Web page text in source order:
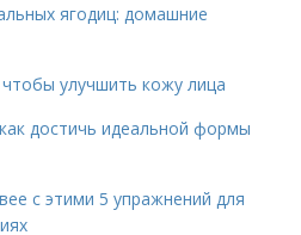
ягодиц: домашние
улучшить кожу лица
достичь идеальной формы
с этими 5 упражнений для